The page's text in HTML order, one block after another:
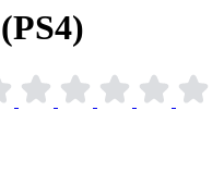
(PS4)